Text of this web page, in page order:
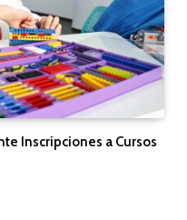
Inscripciones a Cursos